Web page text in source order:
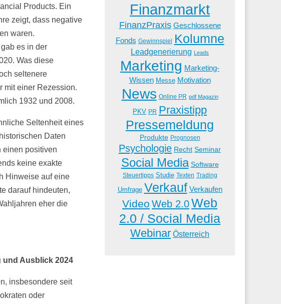
Products. Ein
zeigt, dass negative
waren.
es in der
Was diese
seltenere
mit einer Rezession.
1932 und 2008.
Seltenheit eines
Daten
einen positiven
keine exakte
Hinweise auf eine
darauf hindeuten,
eher die
und Ausblick 2024
insbesondere seit
oder
Finanzmarkt
FinanzPraxis Geschlossene
Fonds Gewinnspiel Kolumne
Leadgenerierung Leads
Marketing Marketing-
Wissen Messe Motivation
News Online PR pdf Magazin
PKV PR Praxistipp
Pressemeldung
Produkte Prognosen
Psychologie Recht Seminar
Social Media Software
Steuertipps Studie Texten Trading
Umfrage Verkauf Verkaufen
Video Web 2.0Web
2.0 / Social Media
Webinar Österreich